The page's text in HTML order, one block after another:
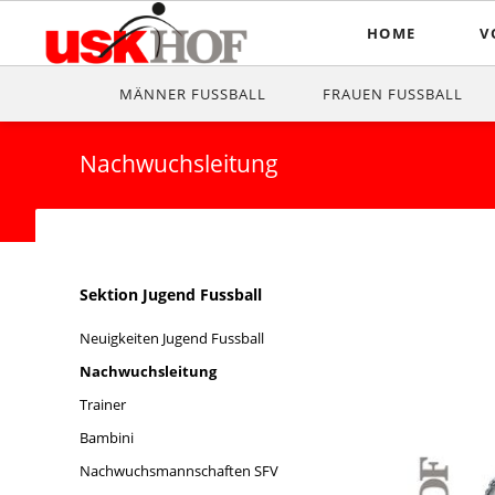
HOME
MÄNNER FUSSBALL FRAUEN FUSSBALL
Nachwuchsleitung
Navigation
Sektion Jugend Fussball
Neuigkeiten Jugend Fussball
Nachwuchsleitung
Trainer
Bambini
Nachwuchsmannschaften SFV